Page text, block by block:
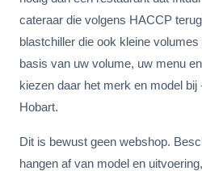
cateraar die volgens HACCP
blastchiller die ook kleine
basis van uw volume, uw menu
kiezen daar het merk en model
Hobart.
Dit is bewust geen webshop.
hangen af van model en